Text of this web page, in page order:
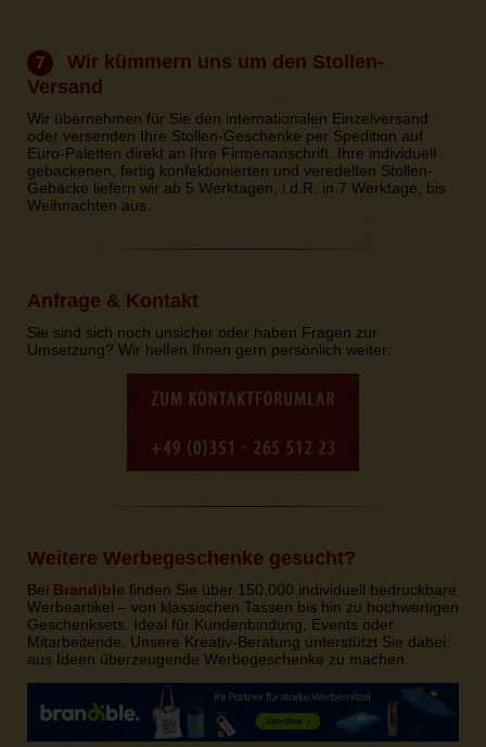
7
Wir kümmern uns um den Stollen-
Versand
Wir übernehmen für Sie den internationalen Einzelversand
oder versenden Ihre Stollen-Geschenke per Spedition auf
Euro-Paletten direkt an Ihre Firmenanschrift. Ihre individuell
gebackenen, fertig konfektionierten und veredelten Stollen-
Gebäcke liefern wir ab 5 Werktagen, i.d.R. in 7 Werktage, bis
Weihnachten aus.
Anfrage & Kontakt
Sie sind sich noch unsicher oder haben Fragen zur
Umsetzung? Wir helfen Ihnen gern persönlich weiter:
Weitere Werbegeschenke gesucht?
Bei Brandible finden Sie über 150.000 individuell bedruckbare
Werbeartikel – von klassischen Tassen bis hin zu hochwertigen
Geschenksets. Ideal für Kundenbindung, Events oder
Mitarbeitende. Unsere Kreativ-Beratung unterstützt Sie dabei,
aus Ideen überzeugende Werbegeschenke zu machen.